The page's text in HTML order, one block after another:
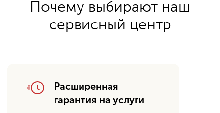
Почему выбирают наш
сервисный центр
Расширенная
гарантия на услуги